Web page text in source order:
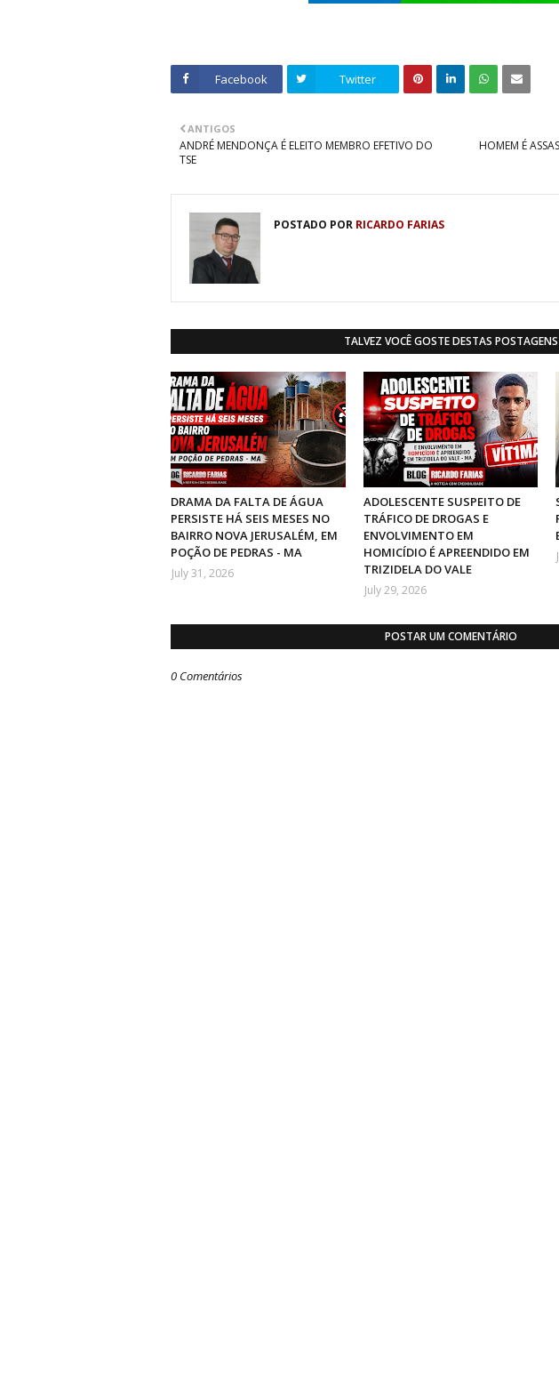
Facebook Twitter
HOMEM É
ANTIGOS
ANDRÉ MENDONÇA É ELEITO MEMBRO EFETIVO DO
TSE
POSTADO POR RICARDO FARIAS
TALVEZ VOCÊ GOSTE DESTAS POSTAGENS
DRAMA DA FALTA DE ÁGUA
PERSISTE HÁ SEIS MESES NO
BAIRRO NOVA JERUSALÉM, EM
POÇÃO DE PEDRAS - MA
July 31, 2026
ADOLESCENTE SUSPEITO DE
TRÁFICO DE DROGAS E
ENVOLVIMENTO EM
HOMICÍDIO É APREENDIDO EM
TRIZIDELA DO VALE
July 29, 2026
POSTAR UM COMENTÁRIO
0 Comentários